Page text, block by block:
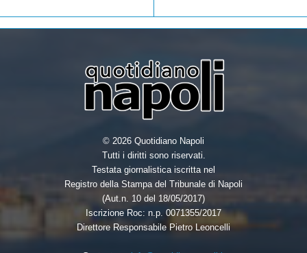
k
n
© 2026 Quotidiano Napoli
Tutti i diritti sono riservati.
Testata giornalistica iscritta nel
Registro della Stampa del Tribunale di Napoli
(Aut.n. 10 del 18/05/2017)
Iscrizione Roc: n.p. 0071355/2017
Direttore Responsabile Pietro Leoncelli